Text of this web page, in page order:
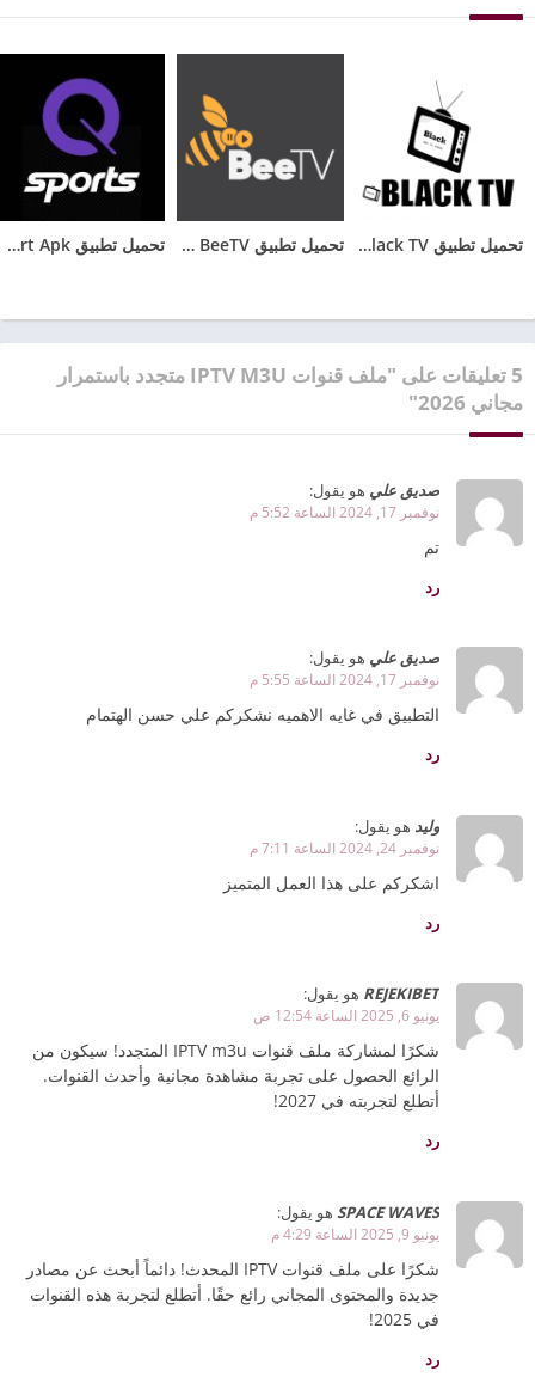
تحميل تطبيق Black TV للاندرويد مع كود تفعيل الجديد 2025 تحميل تطبيق BeeTV مهكر 2025 بدون اعلانات للأندرويد تحميل تطبيق Qsport Apk لمشاهدة القنوات الرياضية للاندرويد
5 تعليقات على "ملف قنوات IPTV M3U متجدد باستمرار
مجاني 2026"
صديق علي هو يقول:
نوفمبر 17, 2024 الساعة 5:52 م
تم
رد
صديق علي هو يقول:
نوفمبر 17, 2024 الساعة 5:55 م
التطبيق في غايه الاهميه نشكركم علي حسن الهتمام
رد
وليد هو يقول:
نوفمبر 24, 2024 الساعة 7:11 م
اشكركم على هذا العمل المتميز
رد
REJEKIBET هو يقول:
يونيو 6, 2025 الساعة 12:54 ص
شكرًا لمشاركة ملف قنوات IPTV m3u المتجدد! سيكون من
الرائع الحصول على تجربة مشاهدة مجانية وأحدث القنوات.
أتطلع لتجربته في 2027!
رد
SPACE WAVES هو يقول:
يونيو 9, 2025 الساعة 4:29 م
شكرًا على ملف قنوات IPTV المحدث! دائماً أبحث عن مصادر
جديدة والمحتوى المجاني رائع حقًا. أتطلع لتجربة هذه القنوات
في 2025!
رد